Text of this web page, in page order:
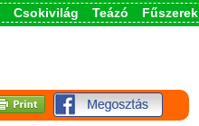
Csokivilág Teázó Fűszerek